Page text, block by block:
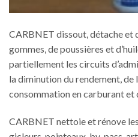
CARBNET dissout, détache et
gommes, de poussières et
partiellement les circuits
la diminution du rendement, de
consommation en carburant et
CARBNET nettoie et rénove